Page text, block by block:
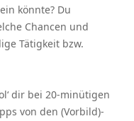
könnte? Du
Chancen und
Tätigkeit bzw.
dir bei 20-minütigen
von den (Vorbild)-